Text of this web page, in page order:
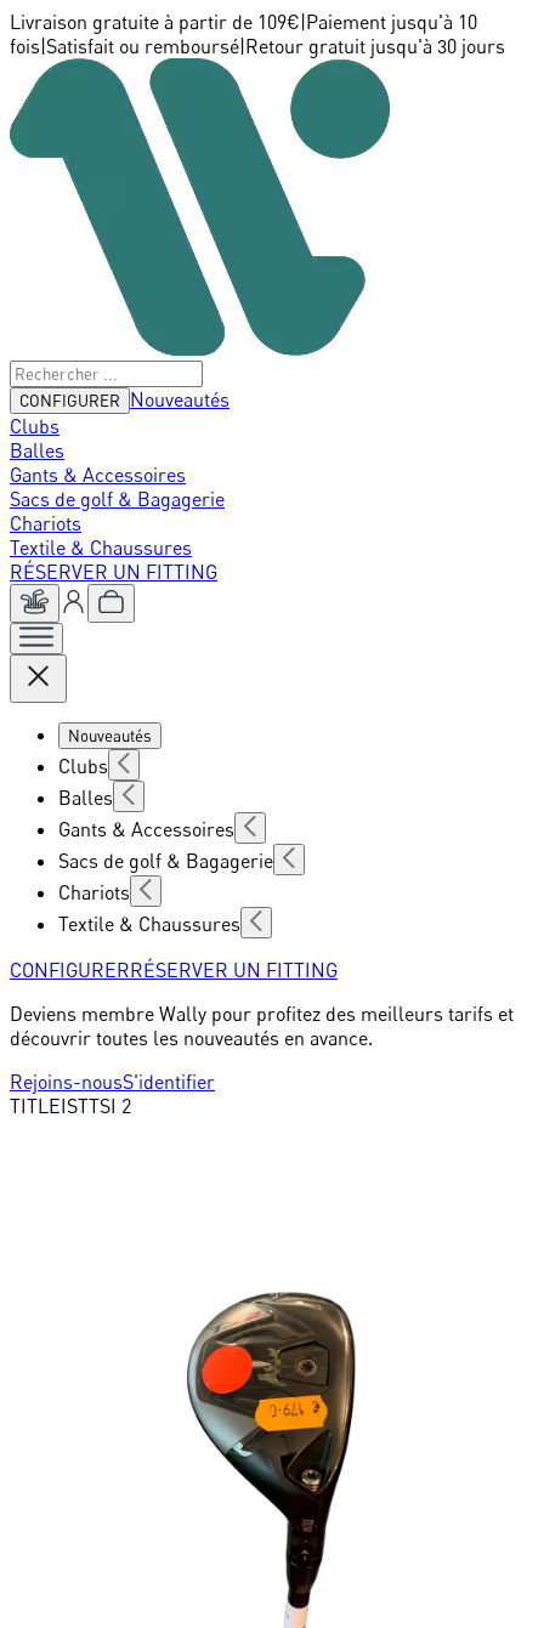
Livraison gratuite à partir de 109€ Paiement jusqu'à 10
fois Satisfait ou remboursé Retour gratuit jusqu'à 30 jours
CONFIGURER
Nouveautés
Clubs
Balles
Gants & Accessoires
Sacs de golf & Bagagerie
Chariots
Textile & Chaussures
RÉSERVER UN FITTING
Nouveautés
Clubs
Balles
Gants & Accessoires
Sacs de golf & Bagagerie
Chariots
Textile & Chaussures
CONFIGURERRÉSERVER UN FITTING
Deviens membre Wally pour profitez des meilleurs tarifs et
découvrir toutes les nouveautés en avance.
Rejoins-nousS'identifier
TITLEISTTSI 2